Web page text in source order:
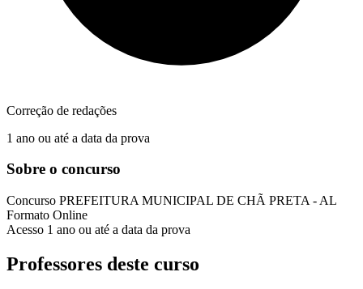
Correção de redações
1 ano ou até a data da prova
Sobre o concurso
Concurso PREFEITURA MUNICIPAL DE CHÃ PRETA - AL
Formato Online
Acesso 1 ano ou até a data da prova
Professores deste curso